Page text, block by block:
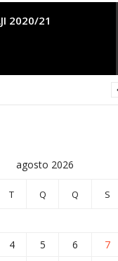
2020/21
agosto 2026
T Q Q S
4 5 6 7